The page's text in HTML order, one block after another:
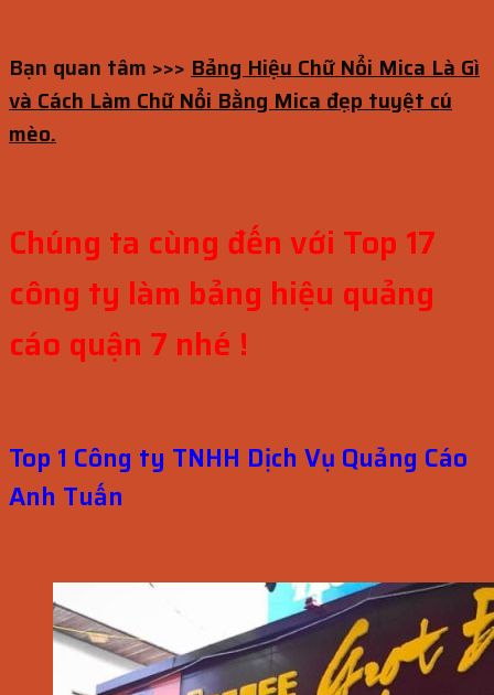
Bạn quan tâm >>> Bảng Hiệu Chữ Nổi Mica Là Gì
và Cách Làm Chữ Nổi Bằng Mica đẹp tuyệt cú
mèo.
Chúng ta cùng đến với Top 17
công ty làm bảng hiệu quảng
cáo quận 7 nhé !
Top 1 Công ty TNHH Dịch Vụ Quảng Cáo
Anh Tuấn